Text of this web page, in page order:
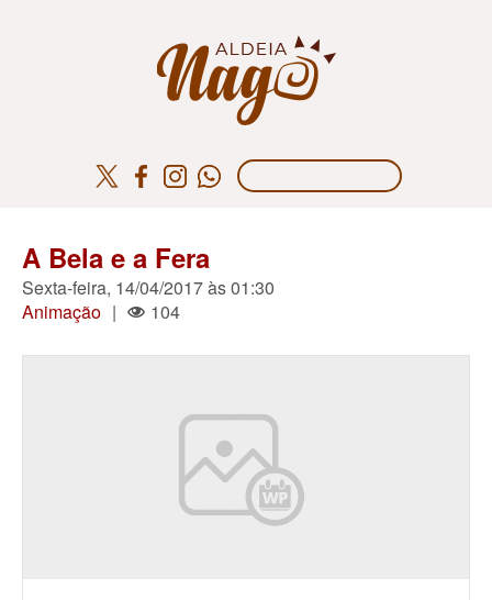
A Bela e a Fera
Sexta-feira, 14/04/2017 às 01:30
Animação | 104